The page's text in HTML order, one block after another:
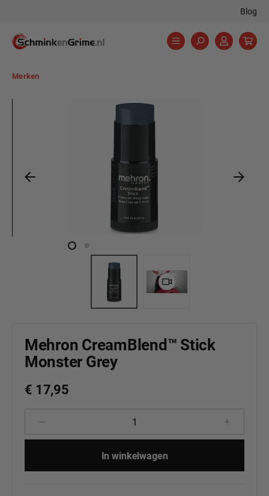
Blog
Merken
Afbeeldingengalerij overslaan
Mehron CreamBlend™ Stick
Monster Grey
€ 17,95
Producthoeveelheid: Voer de
In winkelwagen